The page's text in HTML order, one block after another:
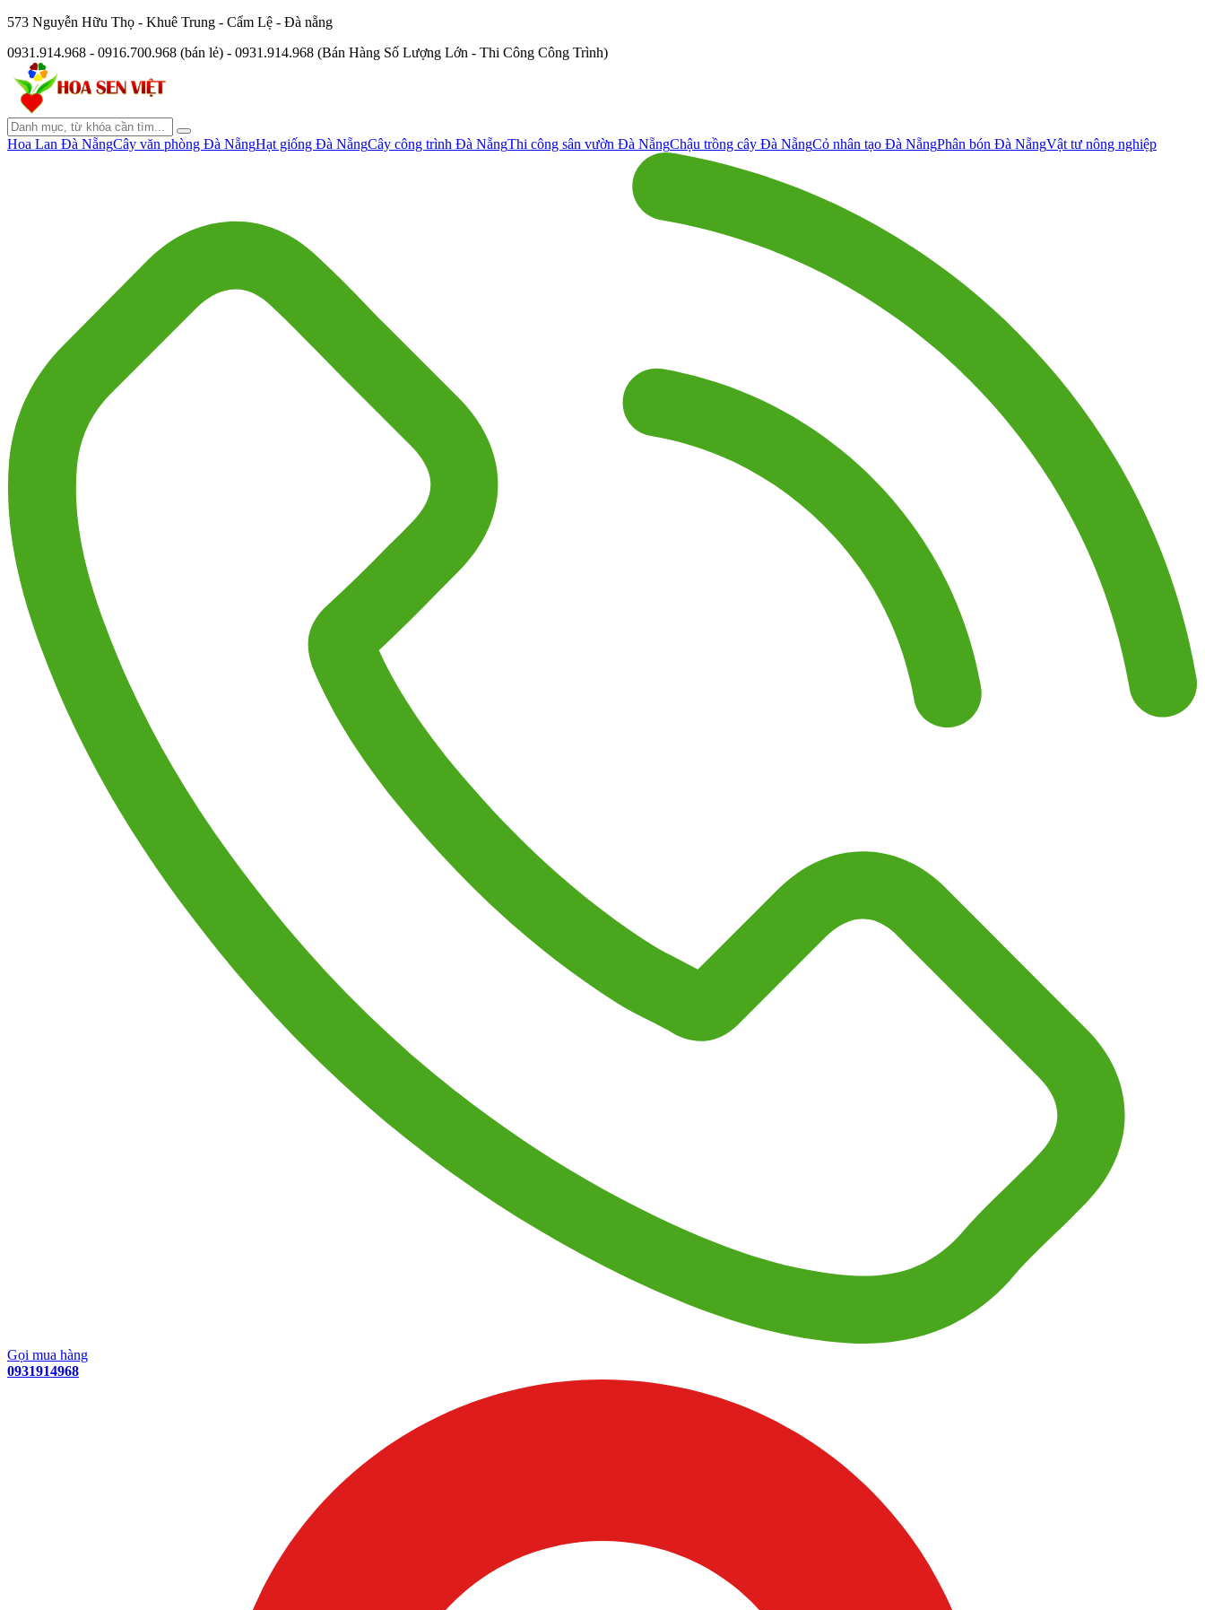
573 Nguyễn Hữu Thọ - Khuê Trung - Cẩm Lệ - Đà nẵng
0931.914.968 - 0916.700.968 (bán lẻ) - 0931.914.968 (Bán Hàng Số Lượng Lớn - Thi Công Công Trình)
Hoa Lan Đà NẵngCây văn phòng Đà NẵngHạt giống Đà NẵngCây công trình Đà NẵngThi công sân vườn Đà NẵngChậu trồng cây Đà NẵngCỏ nhân tạo Đà NẵngPhân bón Đà NẵngVật tư nông nghiệp
Gọi mua hàng
0931914968